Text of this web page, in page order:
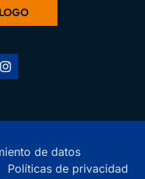
de datos
Políticas de privacidad